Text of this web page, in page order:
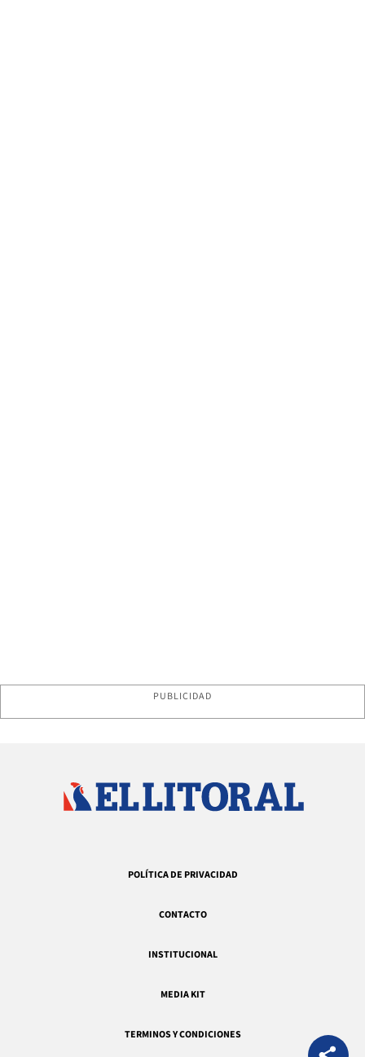
PUBLICIDAD
POLÍTICA DE PRIVACIDAD
CONTACTO
INSTITUCIONAL
MEDIA KIT
TERMINOS Y CONDICIONES